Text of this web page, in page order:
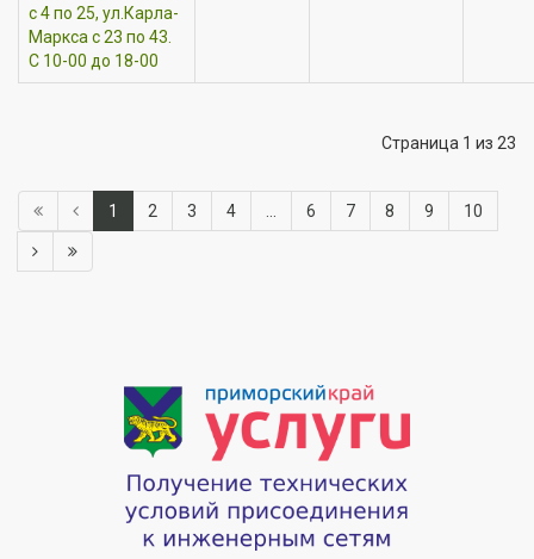
с 4 по 25, ул.Карла-
Маркса с 23 по 43.
С 10-00 до 18-00
Страница 1 из 23
1 2 3 4 6 7 8 9 10